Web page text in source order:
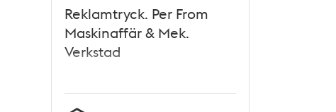
Reklamtryck. Per From
Maskinaffär & Mek.
Verkstad